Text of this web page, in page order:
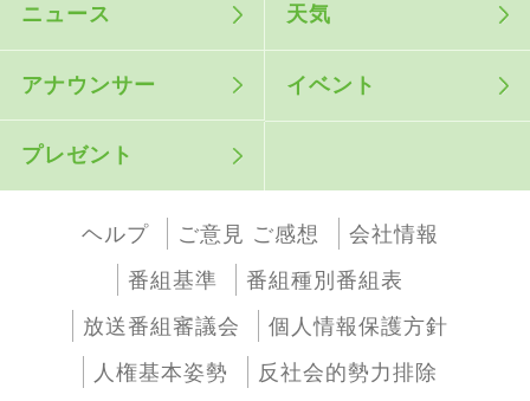
ニュース 天気
アナウンサー イベント
プレゼント
ヘルプ ご意見 ご感想
会社情報
番組基準
番組種別番組表
放送番組審議会
個人情報保護方針
人権基本姿勢
反社会的勢力排除